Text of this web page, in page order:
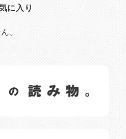
に入り
。
す。